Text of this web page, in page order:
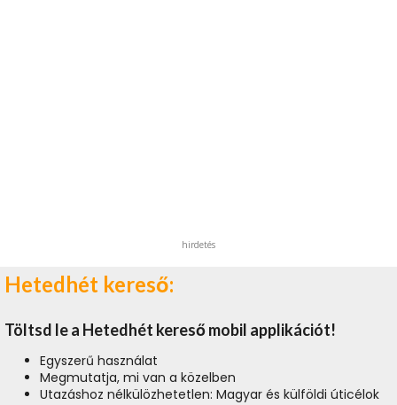
hirdetés
Hetedhét kereső:
Töltsd le a Hetedhét kereső mobil applikációt!
Egyszerű használat
Megmutatja, mi van a közelben
Utazáshoz nélkülözhetetlen: Magyar és külföldi úticélok